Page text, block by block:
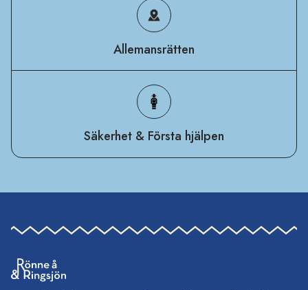
Allemansrätten
Säkerhet & Första hjälpen